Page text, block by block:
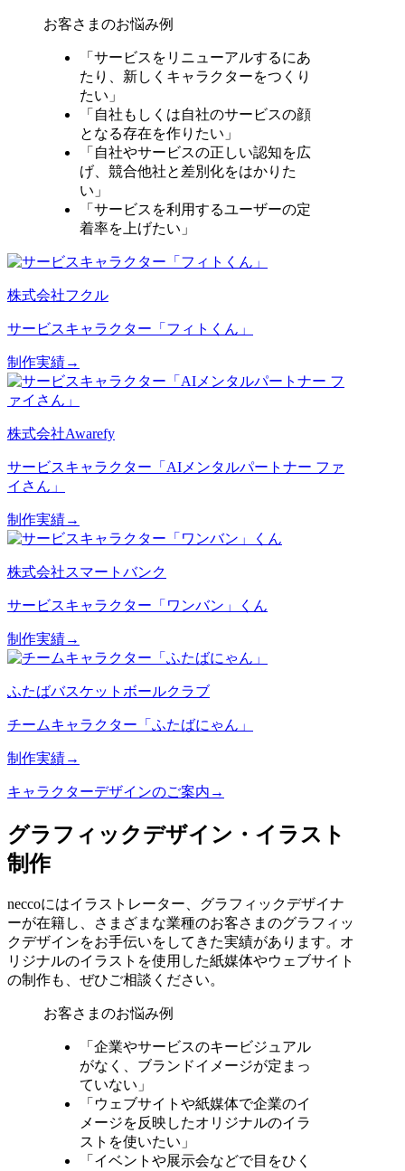
お客さまのお悩み例
「サービスをリニューアルするにあ
たり、新しくキャラクターをつくり
たい」
「自社もしくは自社のサービスの顔
となる存在を作りたい」
「自社やサービスの正しい認知を広
げ、競合他社と差別化をはかりた
い」
「サービスを利用するユーザーの定
着率を上げたい」
株式会社フクル
サービスキャラクター「フィトくん」
制作実績→
株式会社Awarefy
サービスキャラクター「AIメンタルパートナー ファ
イさん」
制作実績→
株式会社スマートバンク
サービスキャラクター「ワンバン」くん
制作実績→
ふたばバスケットボールクラブ
チームキャラクター「ふたばにゃん」
制作実績→
キャラクターデザインのご案内→
グラフィックデザイン・イラスト
制作
neccoにはイラストレーター、グラフィックデザイナ
ーが在籍し、さまざまな業種のお客さまのグラフィッ
クデザインをお手伝いをしてきた実績があります。オ
リジナルのイラストを使用した紙媒体やウェブサイト
の制作も、ぜひご相談ください。
お客さまのお悩み例
「企業やサービスのキービジュアル
がなく、ブランドイメージが定まっ
ていない」
「ウェブサイトや紙媒体で企業のイ
メージを反映したオリジナルのイラ
ストを使いたい」
「イベントや展示会などで目をひく